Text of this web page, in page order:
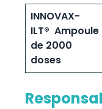
INNOVAX-
ILT® Ampoule
de 2000
doses